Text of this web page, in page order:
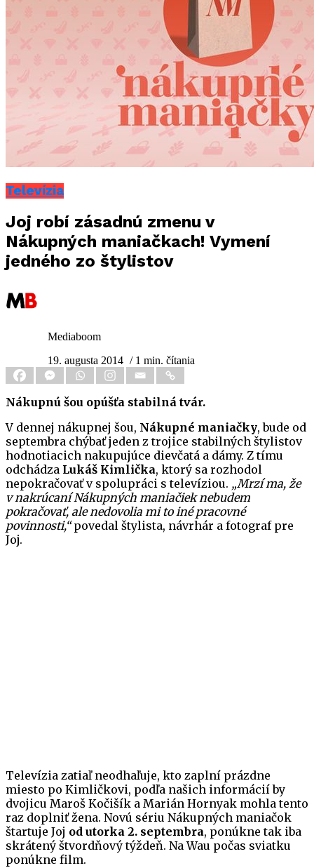
Televízia
Joj robí zásadnú zmenu v
Nákupných maniačkach! Vymení
jedného zo štylistov
Mediaboom
19. augusta 2014 / 1 min. čítania
Nákupnú šou opúšťa stabilná tvár.
V dennej nákupnej šou, Nákupné maniačky, bude od
septembra chýbať jeden z trojice stabilných štylistov
hodnotiacich nakupujúce dievčatá a dámy. Z tímu
odchádza Lukáš Kimlička, ktorý sa rozhodol
nepokračovať v spolupráci s televíziou. „Mrzí ma, že
v nakrúcaní Nákupných maniačiek nebudem
pokračovať, ale nedovolia mi to iné pracovné
povinnosti,“povedal štylista, návrhár a fotograf pre
Joj.
Televízia zatiaľ neodhaľuje, kto zaplní prázdne
miesto po Kimličkovi, podľa našich informácií by
dvojicu Maroš Kočišík a Marián Hornyak mohla tento
raz doplniť žena. Novú sériu Nákupných maniačok
štartuje Joj od utorka 2. septembra, ponúkne tak iba
skrátený štvordňový týždeň. Na Wau počas sviatku
ponúkne film.